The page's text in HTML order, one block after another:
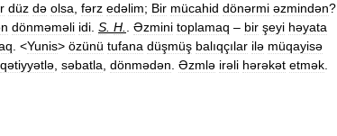
düz də olsa fərz edəlim; Bir mücahid dönərmi əzmindən?
dönməməli idi S H Əzmini toplamaq – bir şeyi həyata
. <Yunis> özünü tufana düşmüş balıqçılar ilə müqayisə
qətiyyətlə səbatla dönmədən Əzmlə irəli hərəkət etmək